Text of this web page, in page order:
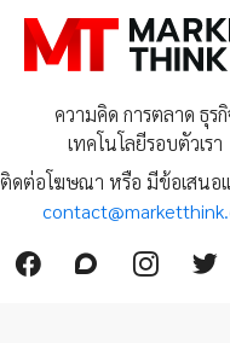
ความคิด การตลาด ธุร
เทคโนโลยีรอบตัวเรา
ติดต่อโฆษณา หรือ มีข้อเสนอ